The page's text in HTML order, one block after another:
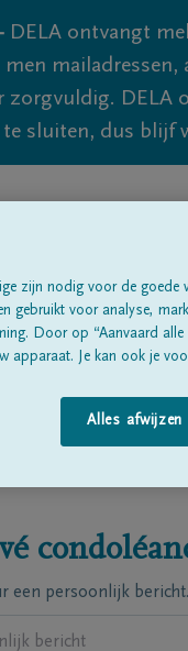
DELA ontvangt
DELA
sluiten, dus blijf
een persoonlijk bericht.
zijn nodig voor de goede
gebruikt voor analyse,
Door op “Aanvaard
apparaat. Je kan ook je
Alles afwijzen